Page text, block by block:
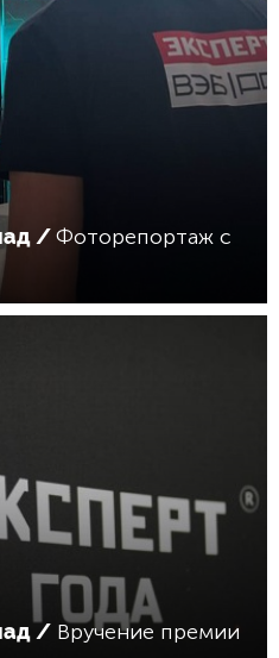
/Фоторепортаж с
/ Вручение премии